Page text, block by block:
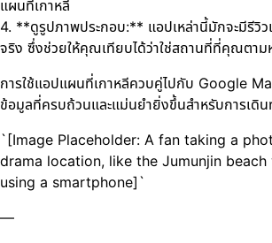
แผนที่เกาหลี
4. **ดูรูปภาพประกอบ:** แอปเหล่านี้มักจะมีรีวิว
จริง ซึ่งช่วยให้คุณเทียบได้ว่าใช่สถานที่ที่คุณตาม
การใช้แอปแผนที่เกาหลีควบคู่ไปกับ Google
ข้อมูลที่ครบถ้วนและแม่นยำยิ่งขึ้นสำหรับการเดิ
`[Image Placeholder: A fan taking a
drama location, like the Jumunjin
using a smartphone]`
—